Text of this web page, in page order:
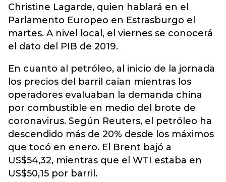
Christine Lagarde, quien hablará en el
Parlamento Europeo en Estrasburgo el
martes. A nivel local, el viernes se conocerá
el dato del PIB de 2019.
En cuanto al petróleo, al inicio de la jornada
los precios del barril caían mientras los
operadores evaluaban la demanda china
por combustible en medio del brote de
coronavirus. Según Reuters, el petróleo ha
descendido más de 20% desde los máximos
que tocó en enero. El Brent bajó a
US$54,32, mientras que el WTI estaba en
US$50,15 por barril.